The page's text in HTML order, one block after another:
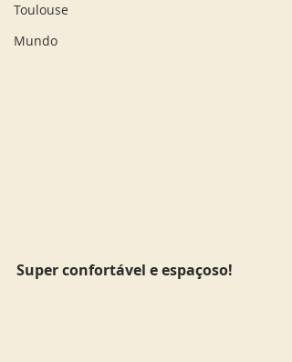
Toulouse
Mundo
Super confortável e espaçoso!